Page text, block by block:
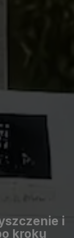
i
kroku